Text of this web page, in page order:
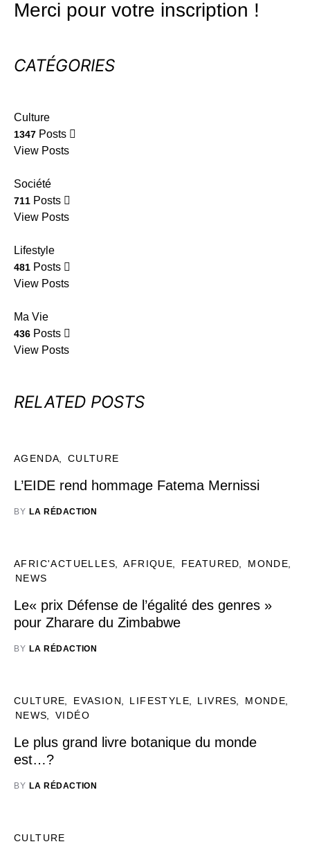
Merci pour votre inscription !
CATÉGORIES
Culture
1347 Posts
View Posts
Société
711 Posts
View Posts
Lifestyle
481 Posts
View Posts
Ma Vie
436 Posts
View Posts
RELATED POSTS
AGENDA CULTURE
L’EIDE rend hommage Fatema Mernissi
BY LA RÉDACTION
AFRIC'ACTUELLES AFRIQUE FEATURED
MONDE
NEWS
Le« prix Défense de l’égalité des genres »
pour Zharare du Zimbabwe
BY LA RÉDACTION
CULTURE EVASION LIFESTYLE LIVRES
MONDE
NEWS
VIDÉO
Le plus grand livre botanique du monde
est…?
BY LA RÉDACTION
CULTURE